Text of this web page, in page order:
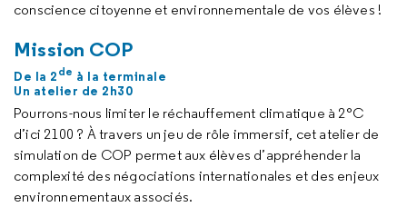
conscience citoyenne et environnementale de vos élèves !
Mission COP
De la 2 de à la terminale
Un atelier de 2h30
Pourrons-nous limiter le réchauffement climatique à 2°C
d’ici 2100 ? À travers un jeu de rôle immersif, cet atelier de
simulation de COP permet aux élèves d’appréhender la
complexité des négociations internationales et des enjeux
environnementaux associés.